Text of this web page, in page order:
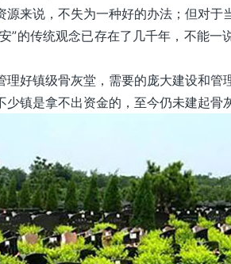
来说，不失为一种好的办法；但对于
”的传统观念已存在了几千年，不能
好镇级骨灰堂，需要的庞大建设和管
镇是拿不出资金的，至今仍未建起骨